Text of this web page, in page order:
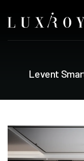
Levent Smar